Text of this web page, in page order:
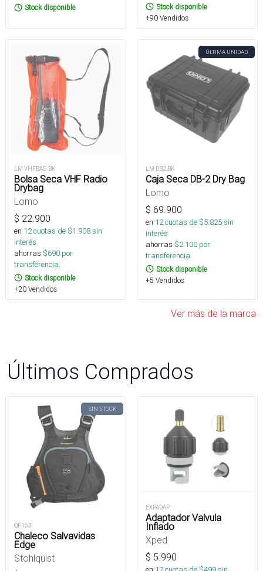
Stock disponible
Stock disponible
+90 Vendidos
LM VHFBAG BK
Bolsa Seca VHF Radio
Drybag
Lomo
$ 22.900
en 12cuotas de $1.908sin
interés
ahorras $690 por
transferencia.
Stock disponible
+20 Vendidos
ÚLTIMA UNIDAD
LM DB2 BK
Caja Seca DB-2 Dry Bag
Lomo
$ 69.900
en 12cuotas de $5.825sin
interés
ahorras $2.100 por
transferencia.
Stock disponible
+5 Vendidos
Ver más de la marca
Últimos Comprados
SIN STOCK
QF163
Chaleco Salvavidas
Edge
Stohlquist
EXPADAP
Adaptador Valvula
Inflado
Xped
$ 5.990